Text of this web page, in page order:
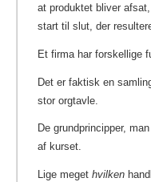
at produktet bliver
start til slut, der
Et firma har forskellige
Det er faktisk en
stor orgtavle.
De grundprincipper,
af kurset.
Lige meget hvilken